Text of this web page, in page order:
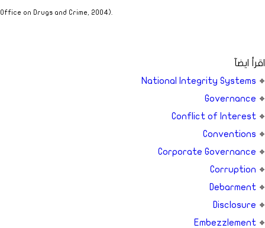
Office on Drugs and Crime, 2004).
اقرأ ايضآ
National Integrity Systems
Governance
Conflict of Interest
Conventions
Corporate Governance
Corruption
Debarment
Disclosure
Embezzlement